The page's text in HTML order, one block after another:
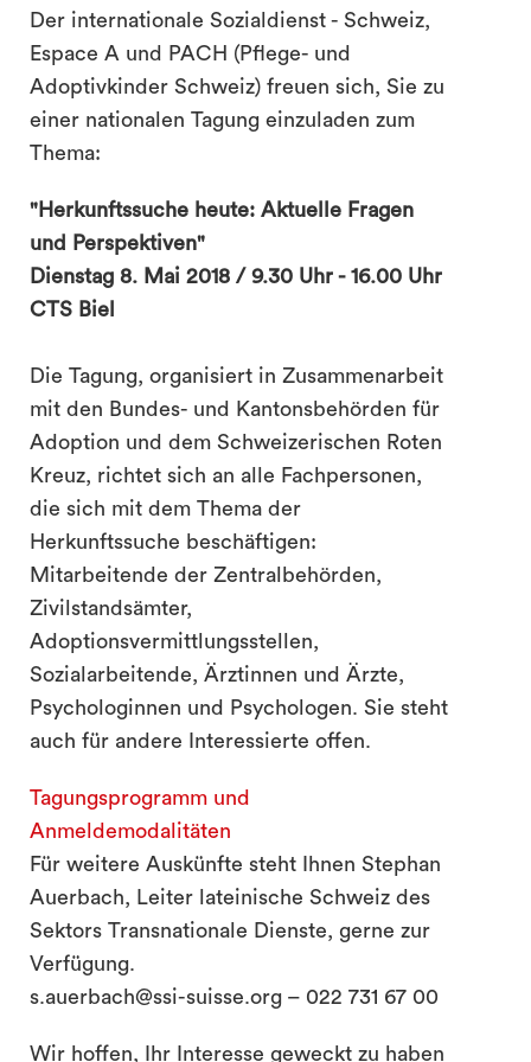
Der internationale Sozialdienst - Schweiz,
Espace A und PACH (Pflege- und
Adoptivkinder Schweiz) freuen sich, Sie zu
einer nationalen Tagung einzuladen zum
Thema:
"Herkunftssuche heute: Aktuelle Fragen
und Perspektiven"
Dienstag 8. Mai 2018 / 9.30 Uhr - 16.00 Uhr
CTS Biel
Die Tagung, organisiert in Zusammenarbeit
mit den Bundes- und Kantonsbehörden für
Adoption und dem Schweizerischen Roten
Kreuz, richtet sich an alle Fachpersonen,
die sich mit dem Thema der
Herkunftssuche beschäftigen:
Mitarbeitende der Zentralbehörden,
Zivilstandsämter,
Adoptionsvermittlungsstellen,
Sozialarbeitende, Ärztinnen und Ärzte,
Psychologinnen und Psychologen. Sie steht
auch für andere Interessierte offen.
Tagungsprogramm und
Anmeldemodalitäten
Für weitere Auskünfte steht Ihnen Stephan
Auerbach, Leiter lateinische Schweiz des
Sektors Transnationale Dienste, gerne zur
Verfügung.
s.auerbach@ssi-suisse.org – 022 731 67 00
Wir hoffen, Ihr Interesse geweckt zu haben